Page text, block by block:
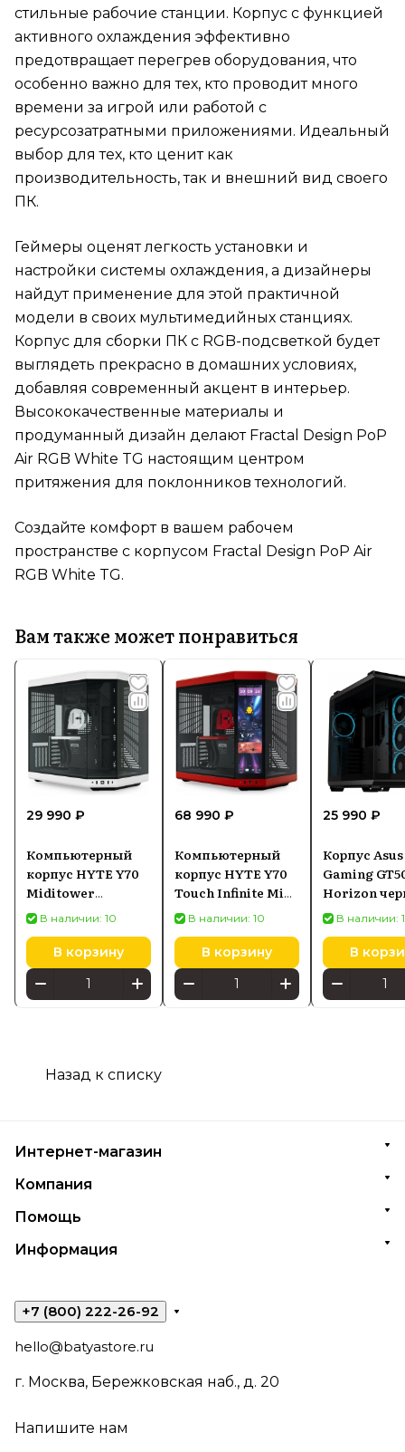
стильные рабочие станции. Корпус с функцией
активного охлаждения эффективно
предотвращает перегрев оборудования, что
особенно важно для тех, кто проводит много
времени за игрой или работой с
ресурсозатратными приложениями. Идеальный
выбор для тех, кто ценит как
производительность, так и внешний вид своего
ПК.
Геймеры оценят легкость установки и
настройки системы охлаждения, а дизайнеры
найдут применение для этой практичной
модели в своих мультимедийных станциях.
Корпус для сборки ПК с RGB-подсветкой будет
выглядеть прекрасно в домашних условиях,
добавляя современный акцент в интерьер.
Высококачественные материалы и
продуманный дизайн делают Fractal Design PoP
Air RGB White TG настоящим центром
притяжения для поклонников технологий.
Создайте комфорт в вашем рабочем
пространстве с корпусом Fractal Design PoP Air
RGB White TG.
Вам также может понравиться
29 990 ₽
Компьютерный
корпус HYTE Y70
Miditower
Black/White (CS-
HYTE-Y70-BW)
В наличии: 10
В корзину
68 990 ₽
Компьютерный
корпус HYTE Y70
Touch Infinite Midi
Tower Red/Black
(CS-HYTE-Y70TTI-
RB)
В наличии: 10
В корзину
25 990 ₽
Корпус
Gaming
Horizon
В наличии:
В
Назад к списку
Интернет-магазин
Компания
Помощь
Информация
+7 (800) 222-26-92
hello@batyastore.ru
г. Москва, Бережковская наб., д. 20
Напишите нам